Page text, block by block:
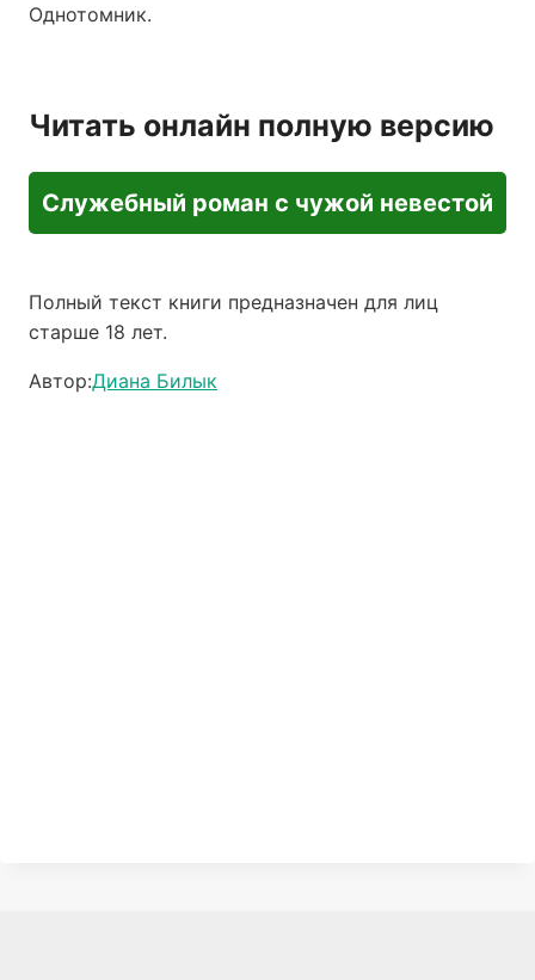
Однотомник.
Читать онлайн полную версию
Служебный роман с чужой невестой
Полный текст книги предназначен для лиц
старше 18 лет.
Автор:Диана Билык